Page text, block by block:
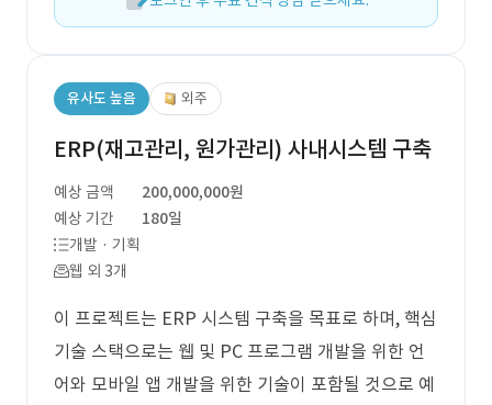
유사도 높음 외주
ERP(재고관리, 원가관리) 사내시스템 구축
예상 금액
200,000,000원
예상 기간
180일
개발 · 기획
웹 외 3개
이 프로젝트는 ERP 시스템 구축을 목표로 하며, 핵심
기술 스택으로는 웹 및 PC 프로그램 개발을 위한 언
어와 모바일 앱 개발을 위한 기술이 포함될 것으로 예